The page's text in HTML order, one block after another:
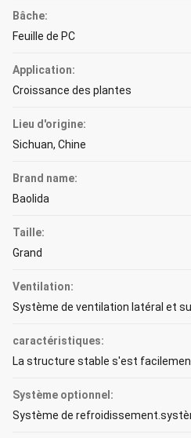
Bâche:
Feuille de PC
Application:
Croissance des plantes
Lieu d'origine:
Sichuan, Chine
Brand name:
Baolida
Taille:
Grand
Ventilation:
Système de ventilation latéral et
caractéristiques:
La structure stable s'est
Système optionnel:
Système de